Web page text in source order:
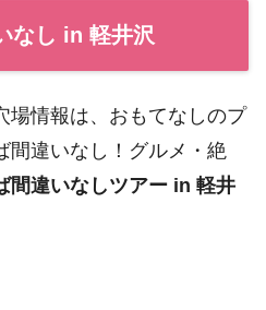
なし in 軽井沢
場情報は、おもてなしのプ
間違いなし！グルメ・絶
間違いなしツアー in 軽井